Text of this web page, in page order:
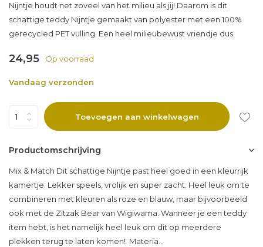
Nijntje houdt net zoveel van het milieu als jij! Daarom is dit
schattige teddy Nijntje gemaakt van polyester met een 100%
gerecycled PET vulling. Een heel milieubewust vriendje dus.
24,95 Op voorraad
Vandaag verzonden
Toevoegen aan winkelwagen
Productomschrijving
Mix & Match Dit schattige Nijntje past heel goed in een kleurrijk
kamertje. Lekker speels, vrolijk en super zacht. Heel leuk om te
combineren met kleuren als roze en blauw, maar bijvoorbeeld
ook met de Zitzak Bear van Wigiwama. Wanneer je een teddy
item hebt, is het namelijk heel leuk om dit op meerdere
plekken terug te laten komen! Materia...